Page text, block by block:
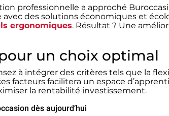
professionnelle a approché
avec des solutions économiques et
ergonomiques. Résultat ? Une
un choix optimal
à intégrer des critères tels que la
facteurs facilitera un espace
la rentabilité investissement.
dès aujourd’hui